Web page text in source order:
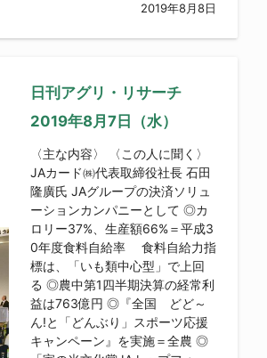
2019年8月8日
日刊アグリ・リサーチ
2019年8月7日（水）
〈主な内容〉 〈この人に聞く〉
JAカード㈱代表取締役社長 石田
隆廣氏 JAグループの決済ソリュ
ーションカンパニーとして ◎カ
ロリー37%、生産額66%＝平成3
0年度食料自給率 食料自給力指
標は、「いも類中心型」で上回
る ◎農中第1四半期決算の経常利
益は763億円 ◎『全国 どど～
ん!と「どんぶり」スポーツ応援
キャンペーン』を実施＝全農 ◎